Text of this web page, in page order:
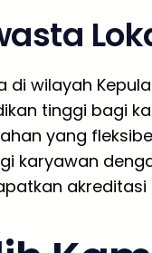
di wilayah
tinggi bagi
yang
karyawan
akreditasi